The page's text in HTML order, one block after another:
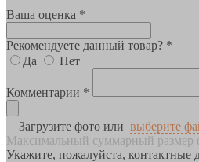
Ваша оценка *
Рекомендуете данный товар? *
Да
Нет
Комментарии *
Загрузите фото или выберите
Максимальный суммарный размер
Укажите, пожалуйста, контактные